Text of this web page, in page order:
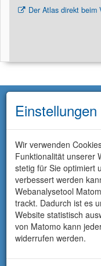
Der Atlas direkt beim
Wir verwenden
Funktionalität unserer
stetig für Sie optimiert
verbessert werden
Webanalysetool
trackt. Dadurch ist es
Website statistisch
von Matomo kann
widerrufen werden.